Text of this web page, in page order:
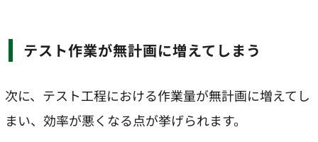
テスト作業が無計画に増えてしまう
次に、テスト工程における作業量が無計画に増えてし
まい、効率が悪くなる点が挙げられます。